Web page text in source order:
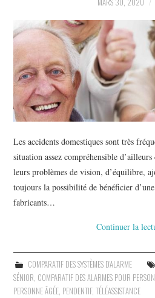
Les accidents domestiques sont très
situation assez compréhensible
leurs problèmes de vision, d’équilibre,
toujours la possibilité de bénéficier
fabricants…
Continuer la
COMPARATIF DES SYSTÈMES D'ALARME
SÉNIOR, COMPARATIF DES ALARMES POUR
PERSONNE ÂGÉE, PENDENTIF,TÉLÉASSISTANCE